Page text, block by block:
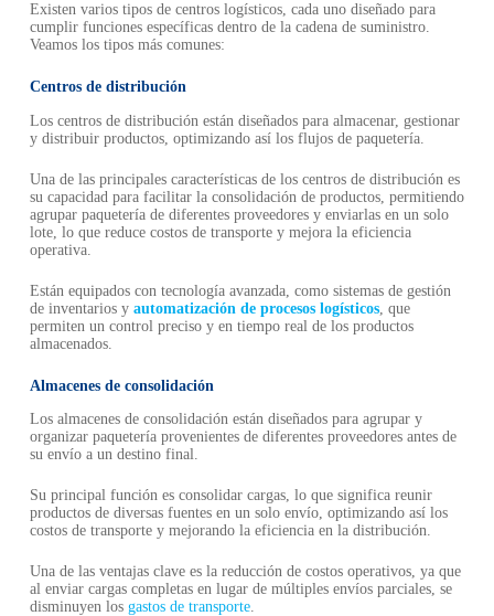
Existen varios tipos de centros logísticos, cada uno diseñado para
cumplir funciones específicas dentro de la cadena de suministro.
Veamos los tipos más comunes:
Centros de distribución
Los centros de distribución están diseñados para almacenar, gestionar
y distribuir productos, optimizando así los flujos de paquetería.
Una de las principales características de los centros de distribución es
su capacidad para facilitar la consolidación de productos, permitiendo
agrupar paquetería de diferentes proveedores y enviarlas en un solo
lote, lo que reduce costos de transporte y mejora la eficiencia
operativa.
Están equipados con tecnología avanzada, como sistemas de gestión
de inventarios y automatización de procesos logísticos, que
permiten un control preciso y en tiempo real de los productos
almacenados.
Almacenes de consolidación
Los almacenes de consolidación están diseñados para agrupar y
organizar paquetería provenientes de diferentes proveedores antes de
su envío a un destino final.
Su principal función es consolidar cargas, lo que significa reunir
productos de diversas fuentes en un solo envío, optimizando así los
costos de transporte y mejorando la eficiencia en la distribución.
Una de las ventajas clave es la reducción de costos operativos, ya que
al enviar cargas completas en lugar de múltiples envíos parciales, se
disminuyen los gastos de transporte.